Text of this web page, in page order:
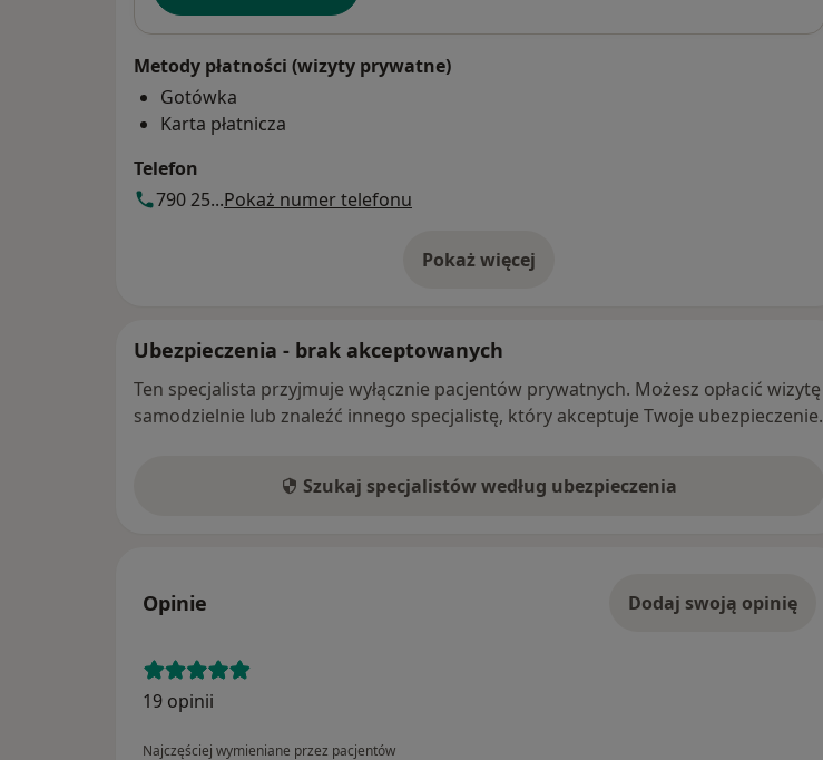
Metody płatności (wizyty prywatne)
Gotówka
Karta płatnicza
Telefon
790 25...Pokaż numer telefonu
Pokaż więcej
o adresie
Ubezpieczenia - brak akceptowanych
Ten specjalista przyjmuje wyłącznie pacjentów prywatnych. Możesz opłacić wizytę
samodzielnie lub znaleźć innego specjalistę, który akceptuje Twoje ubezpieczenie.
Szukaj specjalistów według ubezpieczenia
Opinie Dodaj swoją opinię
19 opinii
Najczęściej wymieniane przez pacjentów